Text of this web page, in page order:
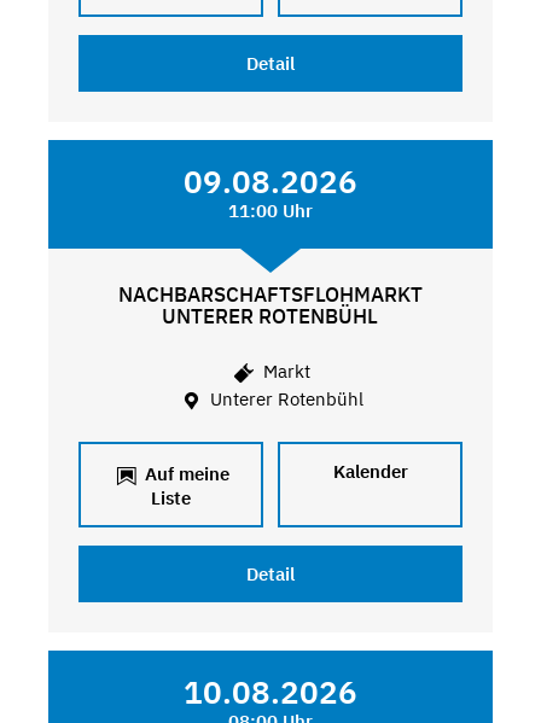
Detail
09.08.2026
11:00 Uhr
NACHBARSCHAFTSFLOHMARKT
UNTERER ROTENBÜHL
Markt
Unterer Rotenbühl
Auf meine
Liste
Kalender
Detail
10.08.2026